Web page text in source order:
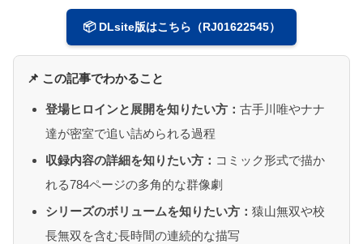
📦 DLsite版はこちら（RJ01622545）
📌 この記事でわかること
登場ヒロインと展開を知りたい方：古手川唯やナナ
達が密室で追い詰められる過程
収録内容の詳細を知りたい方： コミック形式で描か
れる784ページの多角的な群像劇
シリーズのボリュームを知りたい方：猿山無双や校
長無双を含む長時間の連続的な描写